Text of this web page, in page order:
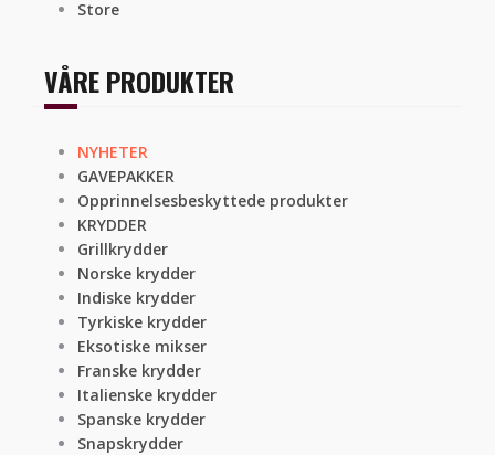
Store
VÅRE PRODUKTER
NYHETER
GAVEPAKKER
Opprinnelsesbeskyttede produkter
KRYDDER
Grillkrydder
Norske krydder
Indiske krydder
Tyrkiske krydder
Eksotiske mikser
Franske krydder
Italienske krydder
Spanske krydder
Snapskrydder